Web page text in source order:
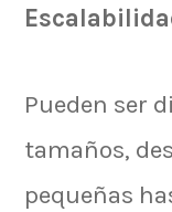
Pueden ser
tamaños,
pequeñas